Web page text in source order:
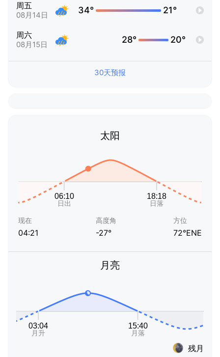
周五
08月14日 34° 21°
周六
08月15日 28° 20°
30天预报
太阳
现在
04:21
高度角
-27°
方位
72°ENE
月亮
残月